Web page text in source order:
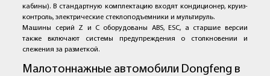
кабины). В стандартную комплектацию входят кондиционер, круиз-
контроль, электрические стеклоподъемники и мультируль.
Машины серий Z и С оборудованы ABS, ESC, а старшие версии
также включают системы предупреждения о столкновении и
слежения за разметкой.
Малотоннажные автомобили Dongfeng в